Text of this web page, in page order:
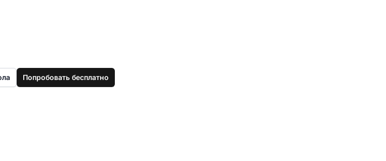
Попробовать бесплатно